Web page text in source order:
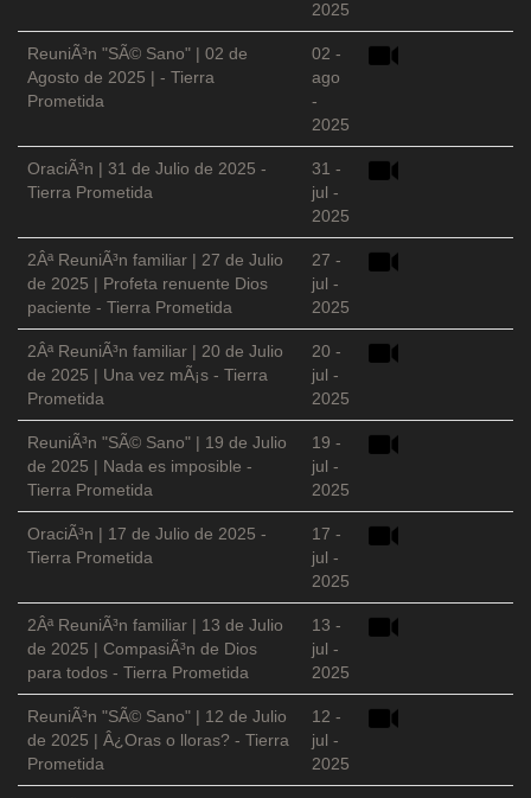
2025
ReuniÃ³n "SÃ© Sano" | 02 de
Agosto de 2025 | - Tierra
Prometida
02 -
ago
-
2025
OraciÃ³n | 31 de Julio de 2025 -
Tierra Prometida
31 -
jul -
2025
2Âª ReuniÃ³n familiar | 27 de Julio
de 2025 | Profeta renuente Dios
paciente - Tierra Prometida
27 -
jul -
2025
2Âª ReuniÃ³n familiar | 20 de Julio
de 2025 | Una vez mÃ¡s - Tierra
Prometida
20 -
jul -
2025
ReuniÃ³n "SÃ© Sano" | 19 de Julio
de 2025 | Nada es imposible -
Tierra Prometida
19 -
jul -
2025
OraciÃ³n | 17 de Julio de 2025 -
Tierra Prometida
17 -
jul -
2025
2Âª ReuniÃ³n familiar | 13 de Julio
de 2025 | CompasiÃ³n de Dios
para todos - Tierra Prometida
13 -
jul -
2025
ReuniÃ³n "SÃ© Sano" | 12 de Julio
de 2025 | Â¿Oras o lloras? - Tierra
Prometida
12 -
jul -
2025